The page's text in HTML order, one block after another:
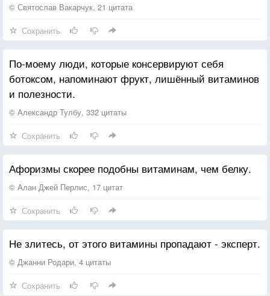
© Святослав Вакарчук, 21 цитата
Сохранить
По-моему люди, которые консервируют себя
ботоксом, напоминают фрукт, лишённый витаминов
и полезности.
© Александр Тулбу, 332 цитаты
Сохранить
Афоризмы скорее подобны витаминам, чем белку.
© Алан Джей Перлис, 17 цитат
Сохранить
Не злитесь, от этого витамины пропадают - эксперт.
© Джанни Родари, 4 цитаты
Сохранить